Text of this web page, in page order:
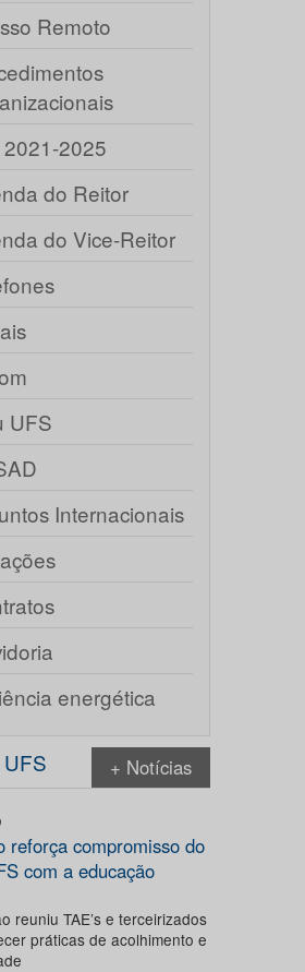
Remoto
2025
do Reitor
do Vice-Reitor
UFS
Internacionais
energética
+ Notícias
reforça compromisso do
com a educação
reuniu TAE’s e terceirizados
práticas de acolhimento e